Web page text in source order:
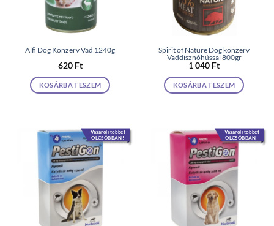
Alfi Dog Konzerv Vad 1240g
620 Ft
KOSÁRBA TESZEM
Spirit of Nature Dog konzerv
Vaddisznóhússal 800gr
1 040 Ft
KOSÁRBA TESZEM
Vásárolj többet
OLCSÓBBAN!
Vásárolj többet
OLCSÓBBAN!